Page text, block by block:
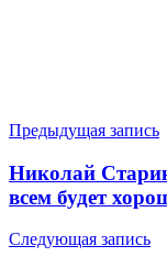
Навигация
по
записям
Предыдущая запись
Николай
всем будет
Следующая запись